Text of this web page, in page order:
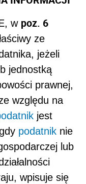
w poz. 6
ze
jeżeli
jednostką
prawnej,
względu na
jest
podatnik nie
lub
wpisuje się